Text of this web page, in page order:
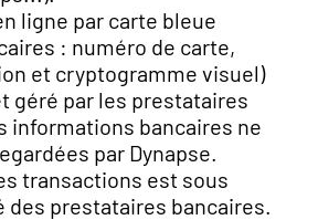
ligne par carte bleue
: numéro de carte,
et cryptogramme visuel)
géré par les prestataires
informations bancaires ne
par Dynapse.
transactions est sous
des prestataires bancaires.